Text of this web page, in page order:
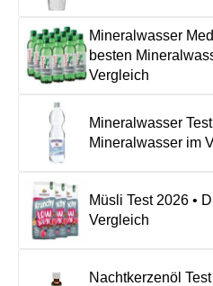
Mineralwasser
besten
Vergleich
Mineralwasser
Mineralwasser im
Müsli Test 2026 •
Vergleich
Nachtkerzenöl